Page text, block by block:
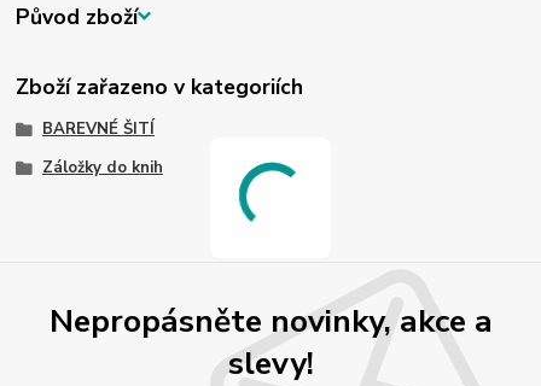
Původ zboží
Zboží zařazeno v kategoriích
BAREVNÉ ŠITÍ
Záložky do knih
Nepropásněte novinky, akce a
slevy!